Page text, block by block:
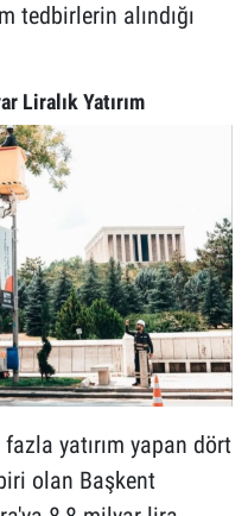
tedbirlerin alındığı
Liralık Yatırım
yatırım yapan dört
olan Başkent